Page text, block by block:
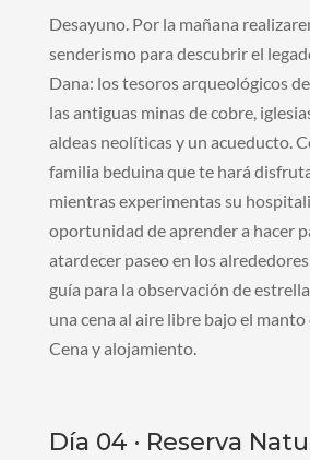
Desayuno. Por la mañana
senderismo para descubrir el
Dana: los tesoros arqueológicos
las antiguas minas de cobre,
aldeas neolíticas y un acueducto.
familia beduina que te hará
mientras experimentas su
oportunidad de aprender a hacer
atardecer paseo en los
guía para la observación de
una cena al aire libre bajo el manto
Cena y alojamiento.
Día 04 · Reserva